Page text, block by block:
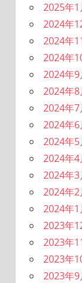
2025年1
2024年
2024年
2024年
2024年9
2024年8
2024年7
2024年6
2024年5
2024年4
2024年3
2024年2
2024年1
2023年
2023年
2023年
2023年9